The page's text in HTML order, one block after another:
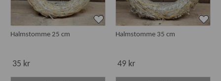
Halmstomme 25 cm
35 kr
Halmstomme 35 cm
49 kr